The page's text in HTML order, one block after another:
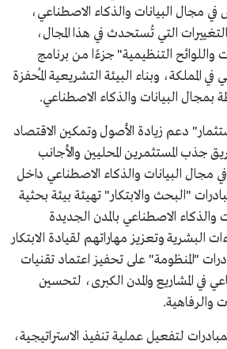
مجال البيانات والذكاء الاصطناعي،
التي تُستحدث في هذا المجال،
التنظيمية" جزءًا من برنامج
المملكة، وبناء البيئة التشريعية المُحفزة
بمجال البيانات والذكاء الاصطناعي.
دعم زيادة الأصول وتمكين الاقتصاد
جذب المستثمرين المحليين والأجانب
مجال البيانات والذكاء الاصطناعي داخل
"البحث والابتكار" تهيئة بيئة بحثية
والذكاء الاصطناعي بالمدن الجديدة
البشرية وتعزيز مهاراتهم لقيادة الابتكار
"المنظومة" على تحفيز اعتماد تقنيات
في المشاريع والمدن الكبرى، لتحسين
والرفاهية.
مسارًا للمبادرات لتفعيل عملية تنفيذ الاستراتيجية،